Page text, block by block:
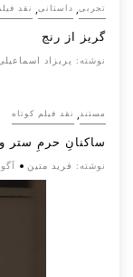
تجربی, داستانی, نقد
گریز از رنج
نوشته: پریزاد
مستند, نقد فیلم کوتاه
ساکنانِ حرمِ ستر
نوشته: فرید متین